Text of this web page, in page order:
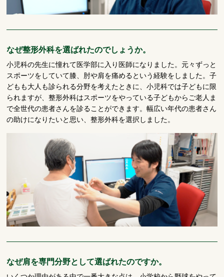
なぜ整形外科を選ばれたのでしょうか。
小児科の先生に憧れて医学部に入り医師になりました。元々ずっと
スポーツをしていて膝、肘や肩を痛めるという経験をしました。子
どもも大人も診られる分野を考えたときに、小児科では子どもに限
られますが、整形外科はスポーツをやっている子どもからご老人ま
で全世代の患者さんを診ることができます。幅広い年代の患者さん
の助けになりたいと思い、整形外科を選択しました。
なぜ肩を専門分野として選ばれたのですか。